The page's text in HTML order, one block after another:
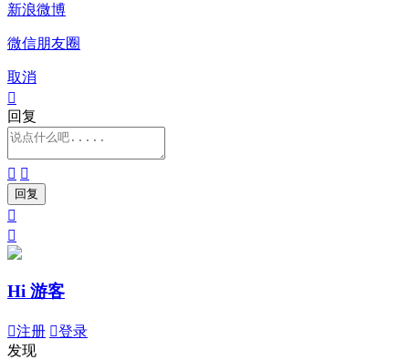
新浪微博
微信朋友圈
取消

回复
 


Hi 游客
注册 登录
发现